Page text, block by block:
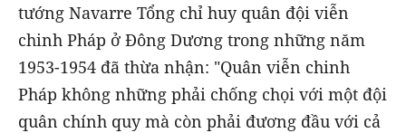
tướng Navarre Tổng chỉ huy quân đội viễn
chinh Pháp ở Đông Dương trong những năm
1953-1954 đã thừa nhận: "Quân viễn chinh
Pháp không những phải chống chọi với một đội
quân chính quy mà còn phải đương đầu với cả